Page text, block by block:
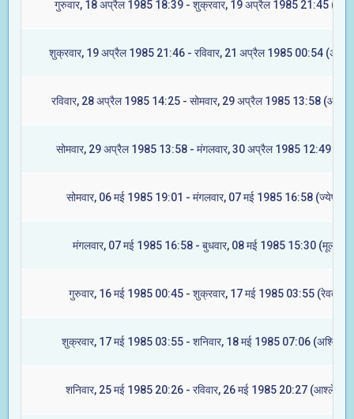
गुरुवार, 18 अप्रैल 1985 18:39 - शुक्रवार, 19 अप्रैल 1985 21:45
शुक्रवार, 19 अप्रैल 1985 21:46 - रविवार, 21 अप्रैल 1985 00:54
रविवार, 28 अप्रैल 1985 14:25 - सोमवार, 29 अप्रैल 1985 13:58
सोमवार, 29 अप्रैल 1985 13:58 - मंगलवार, 30 अप्रैल 1985 12:49
सोमवार, 06 मई 1985 19:01 - मंगलवार, 07 मई 1985 16:58 (ज्येष्टा)
मंगलवार, 07 मई 1985 16:58 - बुधवार, 08 मई 1985 15:30 (मूल)
गुरुवार, 16 मई 1985 00:45 - शुक्रवार, 17 मई 1985 03:55 (रेवती)
शुक्रवार, 17 मई 1985 03:55 - शनिवार, 18 मई 1985 07:06 (अश्विनी)
शनिवार, 25 मई 1985 20:26 - रविवार, 26 मई 1985 20:27 (आश्लेषा)